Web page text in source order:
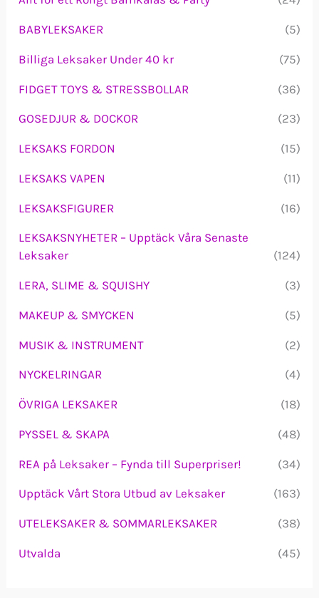
r
BABYLEKSAKER (5)
Billiga Leksaker Under 40 kr (75)
FIDGET TOYS & STRESSBOLLAR (36)
GOSEDJUR & DOCKOR (23)
LEKSAKS FORDON (15)
LEKSAKS VAPEN (11)
LEKSAKSFIGURER (16)
LEKSAKSNYHETER – Upptäck Våra Senaste
Leksaker
(124)
LERA, SLIME & SQUISHY (3)
MAKEUP & SMYCKEN (5)
MUSIK & INSTRUMENT (2)
NYCKELRINGAR (4)
ÖVRIGA LEKSAKER (18)
PYSSEL & SKAPA (48)
REA på Leksaker – Fynda till Superpriser! (34)
Upptäck Vårt Stora Utbud av Leksaker (163)
UTELEKSAKER & SOMMARLEKSAKER (38)
Utvalda (45)